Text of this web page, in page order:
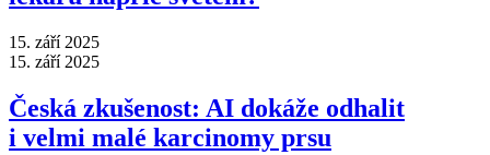
15. září 2025
15. září 2025
Česká zkušenost: AI dokáže odhalit
i velmi malé karcinomy prsu